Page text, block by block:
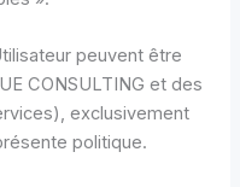
peuvent être
CONSULTING et des
exclusivement
politique.